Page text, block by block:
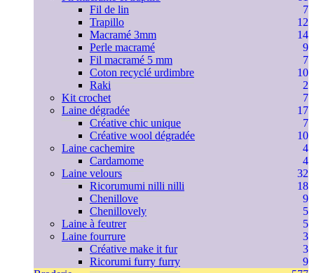
Fil de lin
7
Trapillo
12
Macramé 3mm
14
Perle macramé
9
Fil macramé 5 mm
7
Coton recyclé urdimbre
10
Raki
2
Kit crochet
7
Laine dégradée
17
Créative chic unique
7
Créative wool dégradée
10
Laine cachemire
4
Cardamome
4
Laine velours
32
Ricorumumi nilli nilli
18
Chenillove
9
Chenillovely
5
Laine à feutrer
5
Laine fourrure
3
Créative make it fur
3
Ricorumi furry furry
9